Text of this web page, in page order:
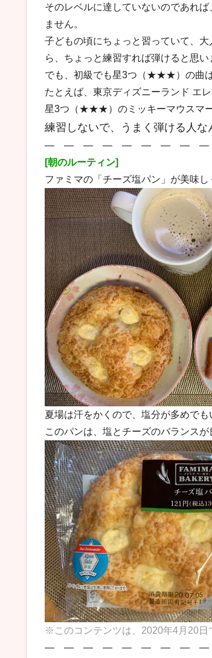
そのレベルに達していないのであれ
ません。
子どもの頃にちょっと習っていて、
ら、ちょっと練習すれば弾けると思い
でも、初級でも星3つ（★★★）の曲は
たとえば、東京ディズニーランド エ
星3つ（★★★）のミッキーマウスマー
練習しないで、うまく弾ける人な
― ― ― ― ― ― ― ― ―
[朝のルーティン]
ファミマの「チーズ塩パン」が美味
夏場は汗をかくので、塩分が多めでも
このパンは、塩とチーズのバランスが
※このコンテンツは、2020年4月20日
― ― ― ― ― ― ― ― ―